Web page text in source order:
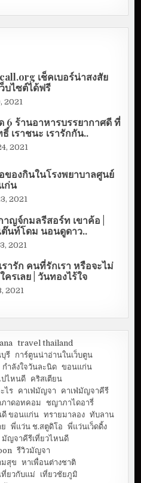
เช็คเบอร์น่าสงสัย
บไซต์ได้ฟรี
2021
6 ร้านอาหารบรรยากาศดี ที่
เราชนะ เรารักกัน..
2021
ของกินในโรงพยาบาลศูนย์
ก่น
2021
าญจ์กมลรีสอร์ท เขาค้อ |
ต๊นท์โดม นอนดูดาว..
2021
ารัก คนที่รักเรา หรือจะไม่
ครเลย | วันทองไร้ใจ
2021
travel thailand
รี การ์ตูนน่าอ่านในเว็บตูน
กำลังใจวันละนิด ขอนแก่น
ไหนดี คริสเตียน
ไร คาเฟ่มัญจา
คาเฟ่มัญจาคีรี
าดอทคอม
ชญาภาไดอารี่
ดี ขอนแก่น ทรายมาลอง ทับลาน
พี่แว่น ช.สตูดิโอ
พี่แว่นเว็ดดิ้ง
มัญจาคีรีเที่ยวไหนดี
รีวิวมัญจา
มสุข
หาเพื่อนต่างชาติ
เที่ยวกับแม่
เที่ยวชัยภูมิ